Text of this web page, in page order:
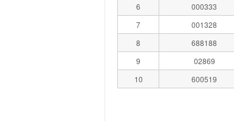
6
000333
7
001328
8
688188
9
02869
10
600519